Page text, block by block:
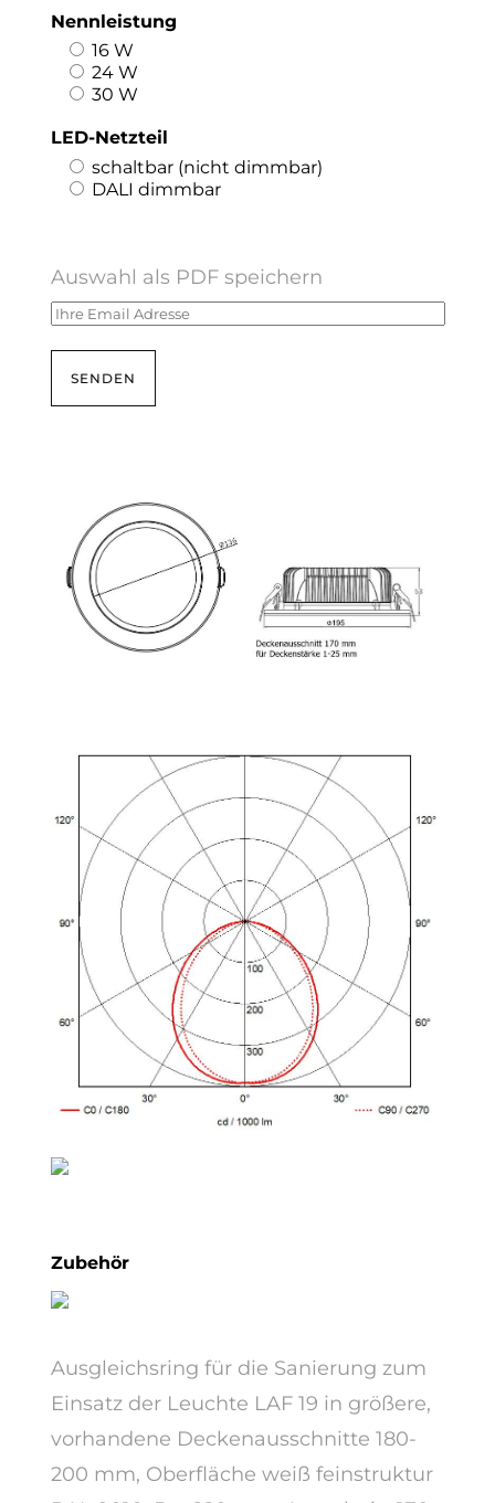
Nennleistung
16 W
24 W
30 W
LED-Netzteil
schaltbar (nicht dimmbar)
DALI dimmbar
Auswahl als PDF speichern
Zubehör
Ausgleichsring für die Sanierung zum
Einsatz der Leuchte LAF 19 in größere,
vorhandene Deckenausschnitte 180-
200 mm, Oberfläche weiß feinstruktur